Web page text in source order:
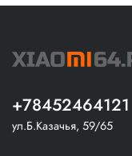
+78452464121
ул.Б.Казачья, 59/65